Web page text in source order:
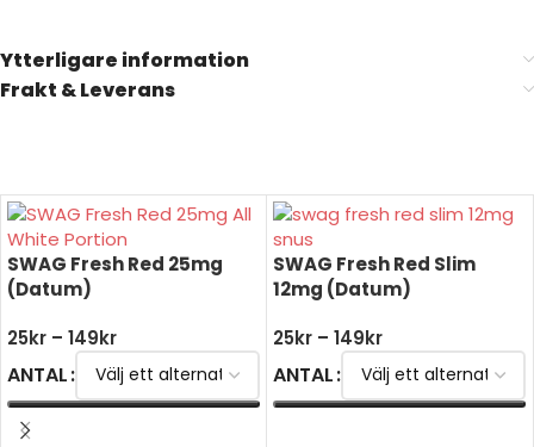
Ytterligare information
Frakt & Leverans
SWAG Fresh Red 25mg
(Datum)
25kr – 149kr
ANTAL
VÄLJ ALTERNATIV
SWAG Fresh Red Slim
12mg (Datum)
25kr – 149kr
ANTAL